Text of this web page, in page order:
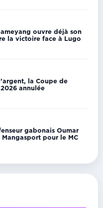
ouvre déjà son
la victoire face à Lugo
la Coupe de
annulée
gabonais Oumar
pour le MC